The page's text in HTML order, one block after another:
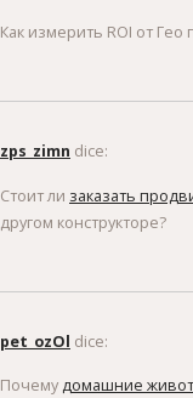
Как измерить ROI от
zps_zimn dice:
Стоит ли заказать
другом конструкторе?
pet_ozOl dice:
Почему домашние